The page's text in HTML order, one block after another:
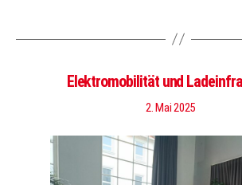
Elektromobilität und
2. Mai 2025